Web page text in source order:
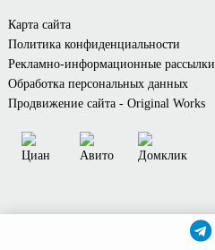
Карта сайта
Политика конфиденциальности
Рекламно-информационные рассылки
Обработка персональных данных
Продвижение сайта - Original Works